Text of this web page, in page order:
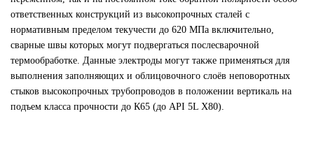
ответственных конструкций из высокопрочных сталей с
нормативным пределом текучести до 620 МПа включительно,
сварные швы которых могут подвергаться послесварочной
термообработке. Данные электроды могут также применяться для
выполнения заполняющих и облицовочного слоёв неповоротных
стыков высокопрочных трубопроводов в положении вертикаль на
подъем класса прочности до К65 (до API 5L Х80).